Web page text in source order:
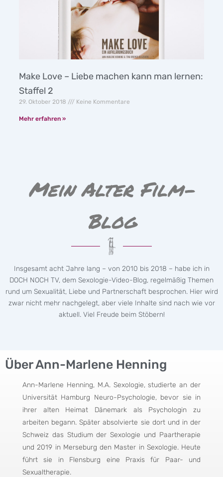
Make Love – Liebe machen kann man lernen:
Staffel 2
29. Oktober 2018 Keine Kommentare
Mehr erfahren »
Mein Alter Film-
Blog
Insgesamt acht Jahre lang – von 2010 bis 2018 – habe ich in
DOCH NOCH TV, dem Sexologie-Video-Blog, regelmäßig Themen
rund um Sexualität, Liebe und Partnerschaft besprochen. Hier wird
zwar nicht mehr nachgelegt, aber viele Inhalte sind nach wie vor
aktuell. Viel Freude beim Stöbern!
Über Ann-Marlene Henning
Ann-Marlene Henning, M.A. Sexologie, studierte an der
Universität Hamburg Neuro-Psychologie, bevor sie in
ihrer alten Heimat Dänemark als Psychologin zu
arbeiten begann. Später absolvierte sie dort und in der
Schweiz das Studium der Sexologie und Paartherapie
und 2019 in Merseburg den Master in Sexologie. Heute
führt sie in Flensburg eine Praxis für Paar- und
Sexualtherapie.